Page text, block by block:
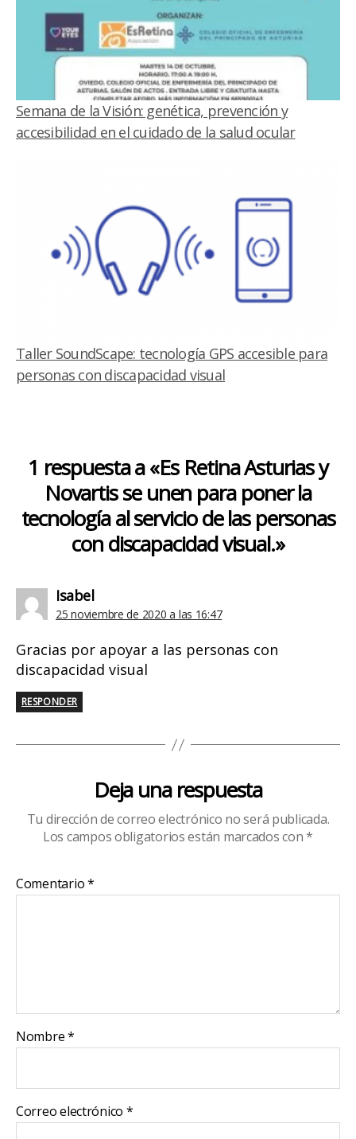
Semana de la Visión: genética, prevención y
accesibilidad en el cuidado de la salud ocular
Taller SoundScape: tecnología GPS accesible para
personas con discapacidad visual
1 respuesta a «Es Retina Asturias y
Novartis se unen para poner la
tecnología al servicio de las personas
con discapacidad visual.»
Isabeldice:
25 noviembre de 2020 a las 16:47
Gracias por apoyar a las personas con
discapacidad visual
RESPONDER
Deja una respuesta
Tu dirección de correo electrónico no será publicada.
Los campos obligatorios están marcados con*
Comentario*
Nombre*
Correo electrónico *